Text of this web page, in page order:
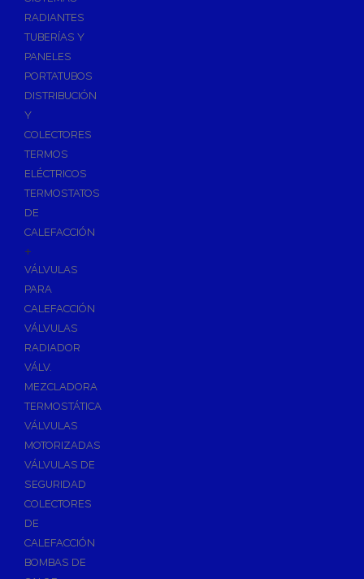
Ósmosis con Depósito
Recambios de Ósmosis
Grifería de Ósmosis
Regulación y Dosificación de Agua
RADIANTES
TUBERÍAS Y
PANELES
PORTATUBOS
DISTRIBUCIÓN
Y
COLECTORES
TERMOS
ELÉCTRICOS
TERMOSTATOS
DE
CALEFACCIÓN
+
VÁLVULAS
PARA
CALEFACCIÓN
VÁLVULAS
RADIADOR
VÁLV.
MEZCLADORA
TERMOSTÁTICA
VÁLVULAS
MOTORIZADAS
VÁLVULAS DE
SEGURIDAD
COLECTORES
DE
CALEFACCIÓN
BOMBAS DE